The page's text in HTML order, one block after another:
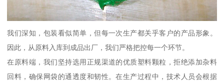
我们深知，包装看似简单，但每一次生产都关乎客户的产品形象。
因此，从原料入库到成品出厂，我们严格把控每一个环节。
在原料端，我们坚持选用正规渠道的优质塑料颗粒，拒绝添加杂料
回料，确保网袋的通透度和韧性。在生产过程中，技术人员会根据